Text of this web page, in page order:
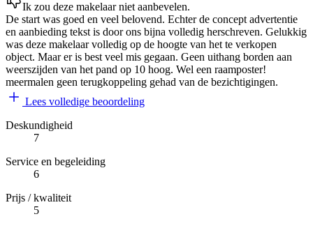
Ik zou deze makelaar niet aanbevelen.
De start was goed en veel belovend. Echter de concept advertentie
en aanbieding tekst is door ons bijna volledig herschreven. Gelukkig
was deze makelaar volledig op de hoogte van het te verkopen
object. Maar er is best veel mis gegaan. Geen uithang borden aan
weerszijden van het pand op 10 hoog. Wel een raamposter!
meermalen geen terugkoppeling gehad van de bezichtigingen.
Lees volledige beoordeling
Deskundigheid
7
Service en begeleiding
6
Prijs / kwaliteit
5